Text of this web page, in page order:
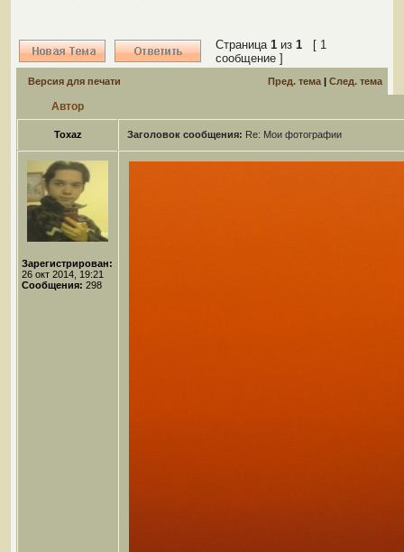
Страница 1 из 1 [ 1
сообщение ]
Версия для печати Пред. тема | След. тема
Автор
Toxaz Заголовок сообщения: Re: Мои фотографии
Зарегистрирован:
26 окт 2014, 19:21
Сообщения: 298